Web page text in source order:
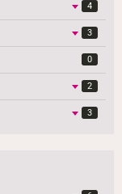
4
3
0
2
3